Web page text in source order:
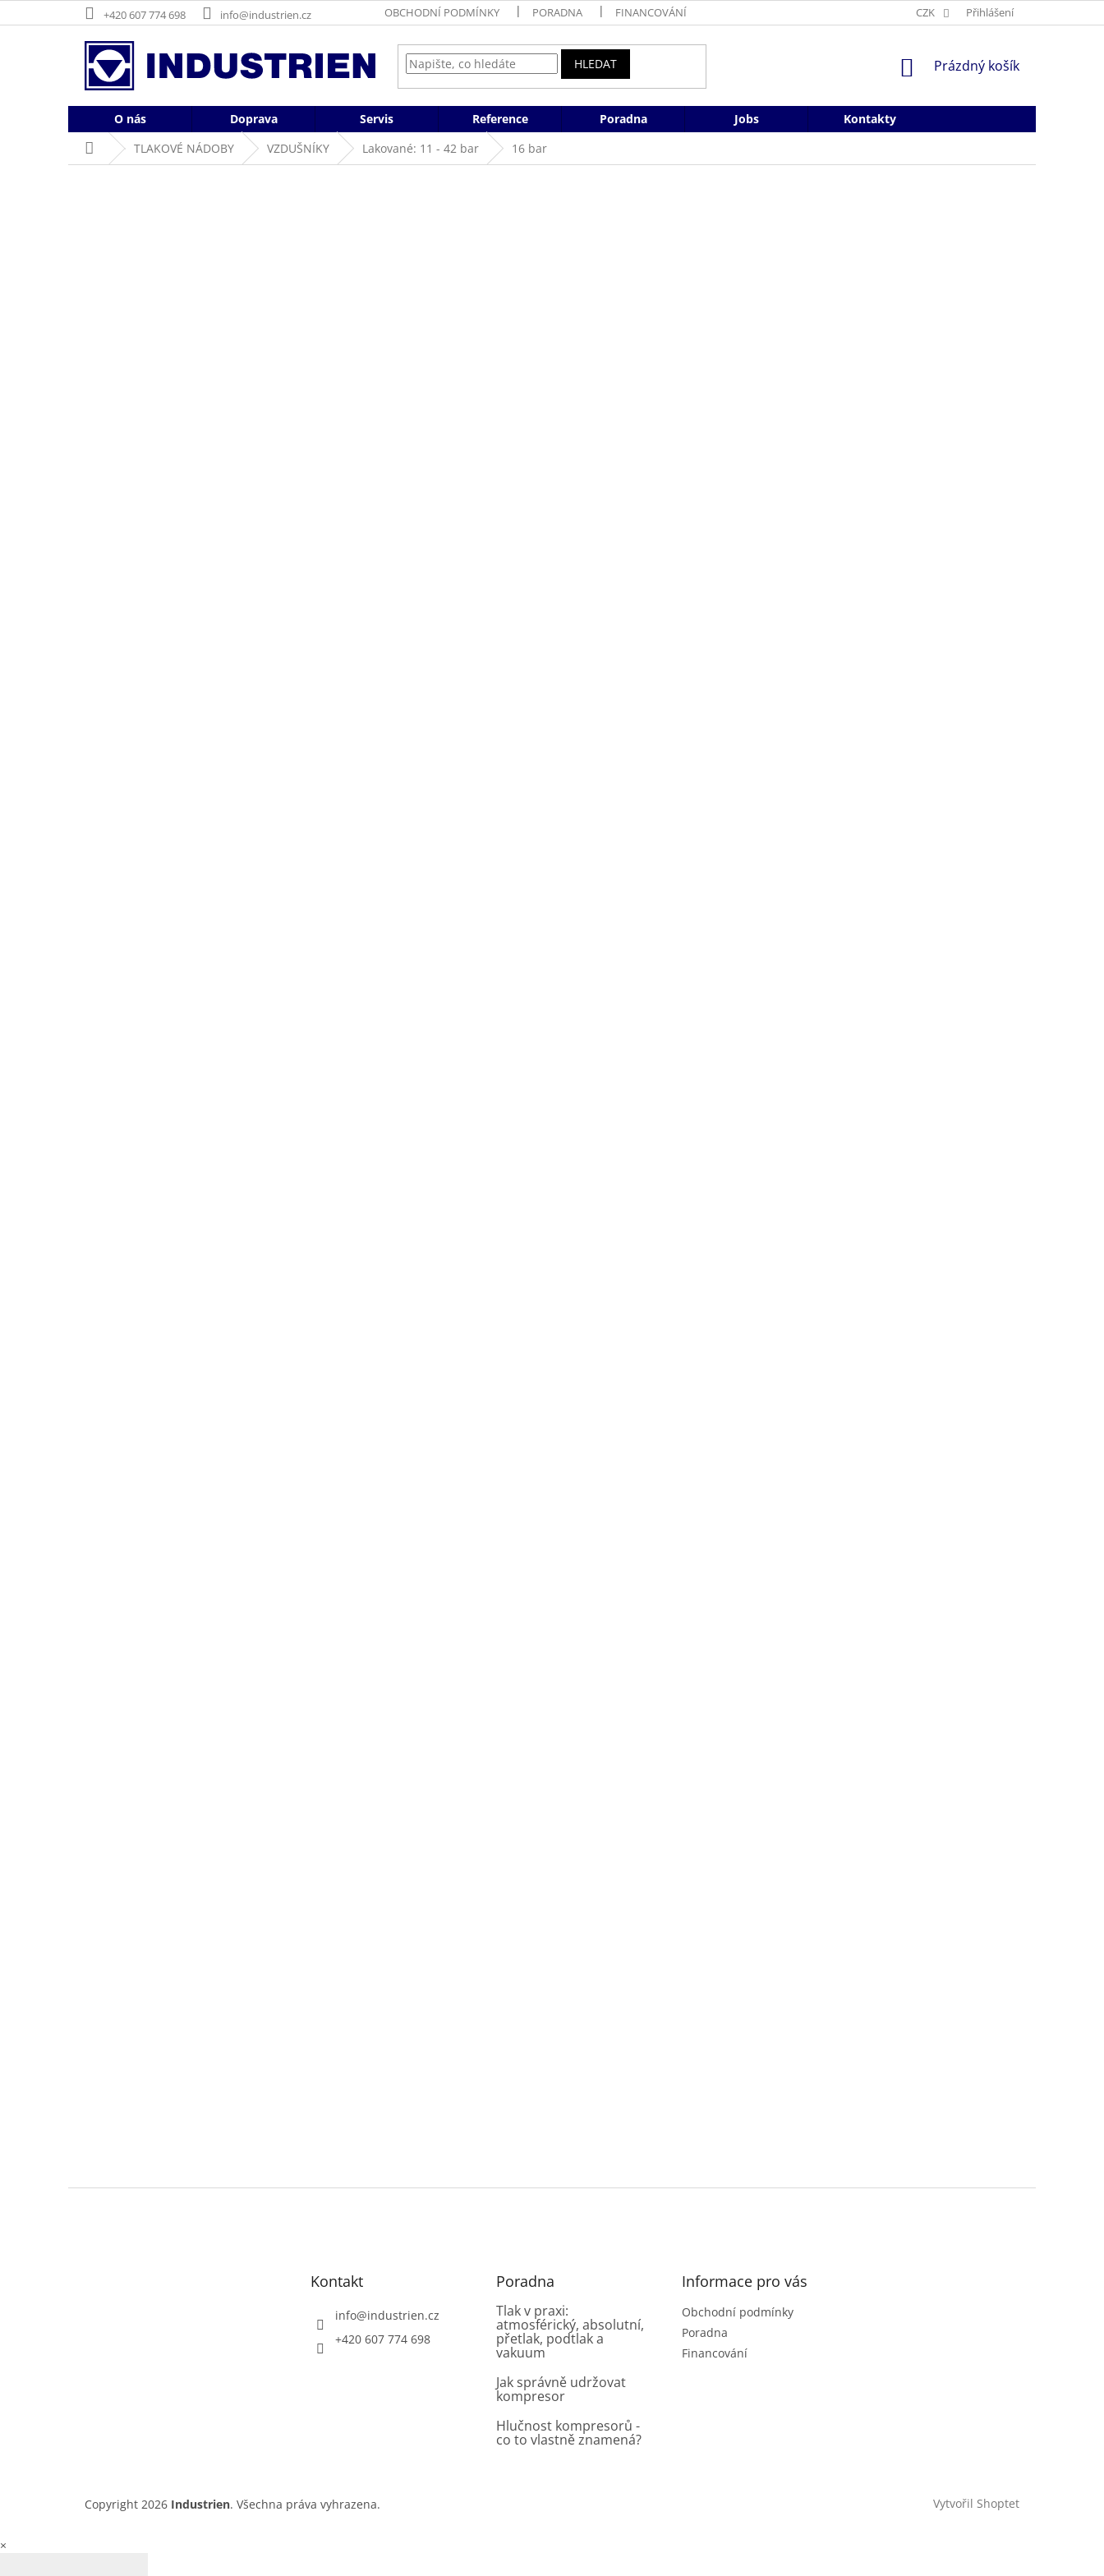
na
+420 607 774 698 info@industrien.cz OBCHODNÍ PODMÍNKY PORADNA FINANCOVÁNÍ CZK Přihlášení
HLEDAT
NÁKUPNÍ
Prázdný košík
O nás Doprava Servis Reference Poradna Jobs
Kontakty
Domů TLAKOVÉ NÁDOBY VZDUŠNÍKY Lakované: 11 - 42 bar 16 bar
Kontakt
info@industrien.cz
+420 607 774 698
Poradna
Tlak v praxi:
atmosférický, absolutní,
přetlak, podtlak a
vakuum
Jak správně udržovat
kompresor
Hlučnost kompresorů -
co to vlastně znamená?
Informace pro vás
Obchodní podmínky
Poradna
Financování
Vytvořil Shoptet
Copyright 2026 Industrien. Všechna práva vyhrazena.
×